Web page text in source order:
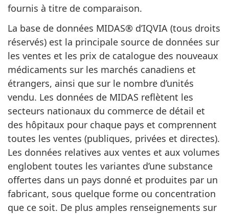
fournis à titre de comparaison.
La base de données MIDAS® d’IQVIA (tous droits
réservés) est la principale source de données sur
les ventes et les prix de catalogue des nouveaux
médicaments sur les marchés canadiens et
étrangers, ainsi que sur le nombre d’unités
vendu. Les données de MIDAS reflètent les
secteurs nationaux du commerce de détail et
des hôpitaux pour chaque pays et comprennent
toutes les ventes (publiques, privées et directes).
Les données relatives aux ventes et aux volumes
englobent toutes les variantes d’une substance
offertes dans un pays donné et produites par un
fabricant, sous quelque forme ou concentration
que ce soit. De plus amples renseignements sur